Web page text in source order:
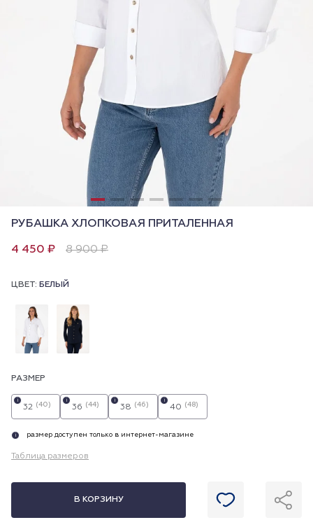
РУБАШКА ХЛОПКОВАЯ ПРИТАЛЕННАЯ
4 450 ₽ 8 900 ₽
ЦВЕТ: БЕЛЫЙ
РАЗМЕР
32 (40)
i
36 (44)
i
38 (46)
i
40 (48)
i
i размер доступен только в интернет-магазине
Таблица размеров
В КОРЗИНУ